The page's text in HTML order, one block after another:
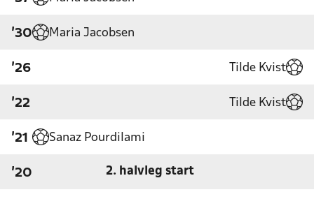
'30 Maria Jacobsen
'26 Tilde Kvist
'22 Tilde Kvist
'21 Sanaz Pourdilami
'20 2. halvleg start